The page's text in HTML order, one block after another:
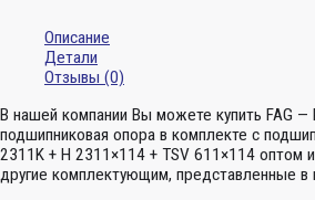
Описание
Детали
Отзывы (0)
В нашей компании Вы можете купить FAG —
подшипниковая опора в комплекте с
2311K + H 2311×114 + TSV 611×114 оптом
другие комплектующим, представленные в